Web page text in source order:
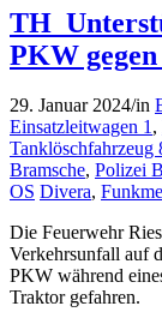
PKW
29. Januar 2024/in
Einsatzleitwagen 1,
Tanklöschfahrzeug
Bramsche, Polizei
OS Divera,
Die Feuerwehr
Verkehrsunfall auf
PKW während
Traktor gefahren.